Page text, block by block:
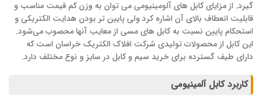
گیرد. از مزایای کابل های آلومینیومی می توان به وزن کم قیمت مناسب و
قابلیت انعطاف بالای آن اشاره کرد ولی پایین تر بودن هدایت الکتریکی و
استحکام پایین نسبت به کابل های مسی از معایب آنها محصوب می‌شود.
این کابل از محصولات تولیدی شرکت افلاک الکتریک خراسان است که
دارای طیف گسترده برای خرید سیم و کابل در سایز و نوع مختلف دارد.
کاربرد کابل آلمینیومی